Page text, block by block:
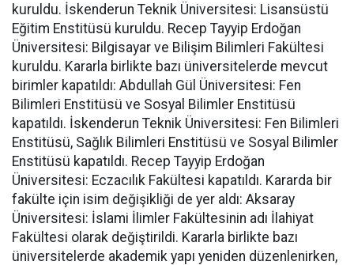
kuruldu. İskenderun Teknik Üniversitesi: Lisansüstü
Eğitim Enstitüsü kuruldu. Recep Tayyip Erdoğan
Üniversitesi: Bilgisayar ve Bilişim Bilimleri Fakültesi
kuruldu. Kararla birlikte bazı üniversitelerde mevcut
birimler kapatıldı: Abdullah Gül Üniversitesi: Fen
Bilimleri Enstitüsü ve Sosyal Bilimler Enstitüsü
kapatıldı. İskenderun Teknik Üniversitesi: Fen Bilimleri
Enstitüsü, Sağlık Bilimleri Enstitüsü ve Sosyal Bilimler
Enstitüsü kapatıldı. Recep Tayyip Erdoğan
Üniversitesi: Eczacılık Fakültesi kapatıldı. Kararda bir
fakülte için isim değişikliği de yer aldı: Aksaray
Üniversitesi: İslami İlimler Fakültesinin adı İlahiyat
Fakültesi olarak değiştirildi. Kararla birlikte bazı
üniversitelerde akademik yapı yeniden düzenlenirken,